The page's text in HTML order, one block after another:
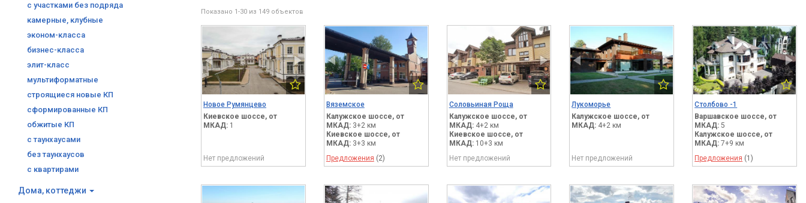
с участками без подряда
камерные, клубные
эконом-класса
бизнес-класса
элит-класс
мультиформатные
строящиеся новые КП
сформированные КП
обжитые КП
с таунхаусами
без таунхаусов
с квартирами
Дома, коттеджи
Показано 1-30 из 149 объектов
Новое Румянцево
Киевское шоссе, от
МКАД: 1
Нет предложений
Вяземское
Калужское шоссе, от
МКАД:3+2 км
Киевское шоссе, от
МКАД:3+3 км
Предложения (2)
Соловьиная Роща
Калужское шоссе, от
МКАД:4+2 км
Киевское шоссе, от
МКАД:10+3 км
Нет предложений
Лукоморье
Калужское шоссе, от
МКАД: 4+2 км
Нет предложений
Столбово -1
Варшавское шоссе, от
МКАД: 5
Калужское шоссе, от
МКАД: 7+9 км
Предложения (1)